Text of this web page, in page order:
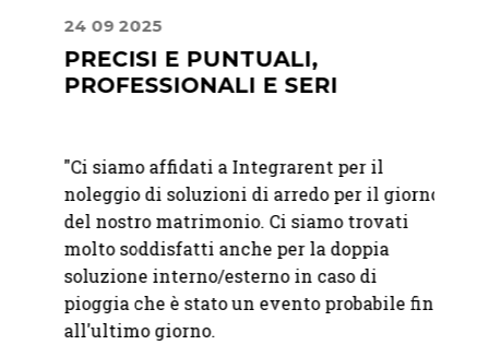
24 09 2025
PRECISI E PUNTUALI,
PROFESSIONALI E SERI
Ci siamo affidati a Integrarent per il
noleggio di soluzioni di arredo per il giorno
del nostro matrimonio. Ci siamo trovati
molto soddisfatti anche per la doppia
soluzione interno/esterno in caso di
pioggia che è stato un evento probabile fino
all'ultimo giorno.